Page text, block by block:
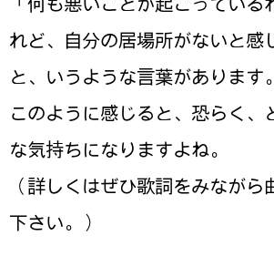
「何も悪いことが起こっている
れど、自分の居場所がないと感
と、いうような言葉があります。
このように感じると、恐らく、
な気持ちになりますよね。
（詳しくはぜひ歌詞をみながら
下さい。）